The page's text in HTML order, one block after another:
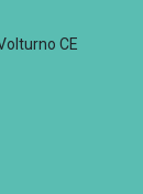
CE